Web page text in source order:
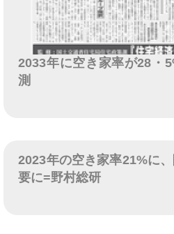
2033年に空き家率が28・
測
2023年の空き家率21%に
要に=野村総研